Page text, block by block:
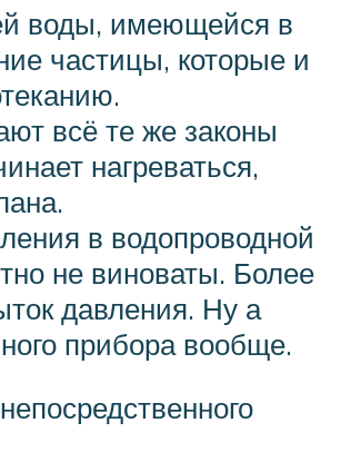
воды, имеющейся в
частицы, которые и
всё те же законы
нагреваться,
в водопроводной
не виноваты. Более
давления. Ну а
прибора вообще.